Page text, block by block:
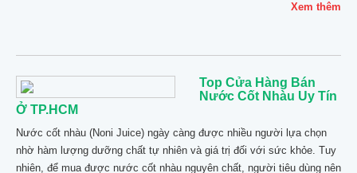
Xem thêm
Top Cửa Hàng Bán
Nước Cốt Nhàu Uy Tín
Ở TP.HCM
Nước cốt nhàu (Noni Juice) ngày càng được nhiều người lựa chọn
nhờ hàm lượng dưỡng chất tự nhiên và giá trị đối với sức khỏe. Tuy
nhiên, để mua được nước cốt nhàu nguyên chất, người tiêu dùng nên